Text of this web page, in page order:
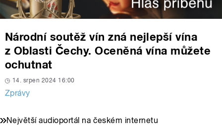
Národní soutěž vín zná nejlepší vína
z Oblasti Čechy. Oceněná vína můžete
ochutnat
14. srpen 2024 16:00
Zprávy
Největší audioportál na českém internetu